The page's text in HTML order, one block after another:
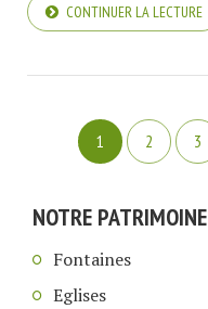
CONTINUER LA LECTURE
1 2 3
NOTRE PATRIMOINE
Fontaines
Eglises